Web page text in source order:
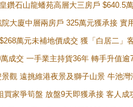
鑽石山龍蟠苑高層大三房戶
大廈中層兩房戶 325萬元獲承接 實
萬元未補地價成交 獲「白居二」
成交 一手業主持貨36年 轉手升值逾
觀 遠挑維港夜景及獅子山景 牛池
買家爭筍盤 放盤9天即獲承接 客人